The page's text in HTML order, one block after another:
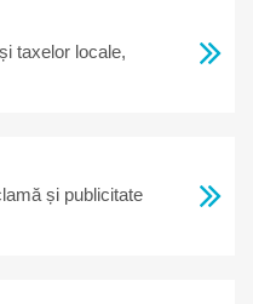
taxelor locale,
și publicitate